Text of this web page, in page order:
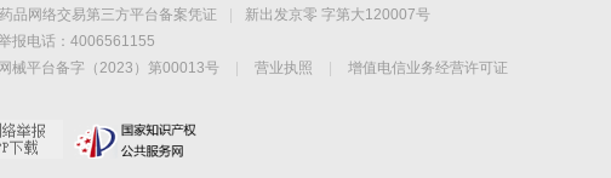
药品网络交易第三方平台备案凭证
新出发京零 字第大120007号
报电话：4006561155
械平台备字（2023）第00013号 营业执照
增值电信业务经营许可证